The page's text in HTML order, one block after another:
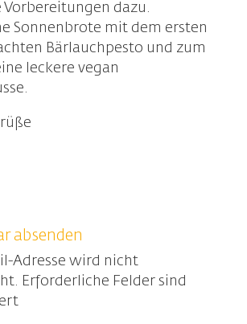
Vorbereitungen dazu.
Sonnenbrote mit dem ersten
Bärlauchpesto und zum
leckere vegan
absenden
Adresse wird nicht
Erforderliche Felder sind